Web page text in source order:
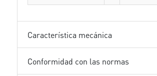
Característica mecánica
Conformidad con las normas